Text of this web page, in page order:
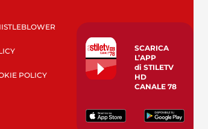
POLICY
SCARICA
L’APP
di STILETV
HD
CANALE 78